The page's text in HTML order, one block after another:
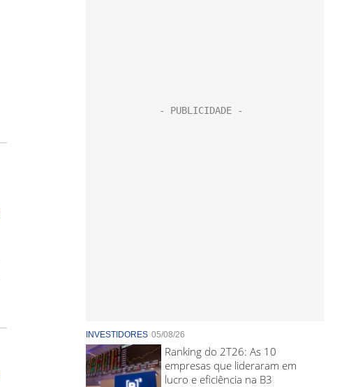
INVESTIDORES 05/08/26
Ranking do 2T26: As 10
empresas que lideraram em
lucro e eficiência na B3